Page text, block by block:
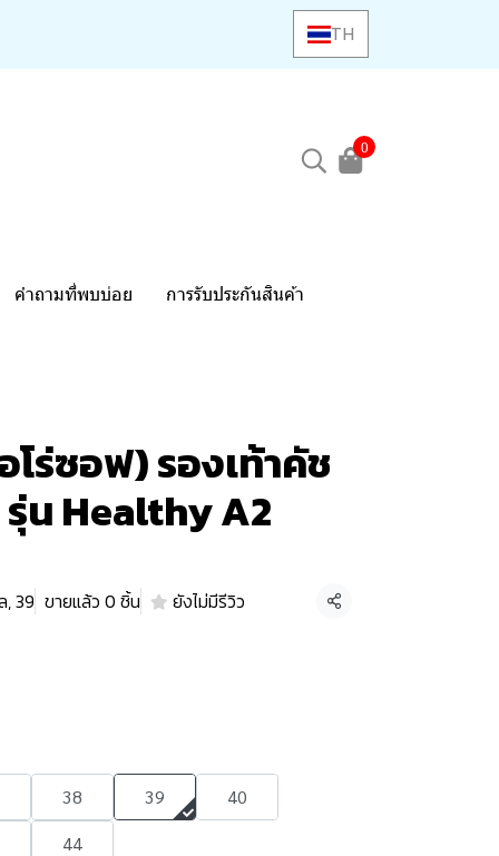
TH
0
คำถามที่พบบ่อย การรับประกันสินค้า
ร่ซอฟ) รองเท้าคัช
น Healthy A2
, 39 ขายแล้ว 0 ชิ้น ยังไม่มีรีวิว แชร์
38 39
40
44